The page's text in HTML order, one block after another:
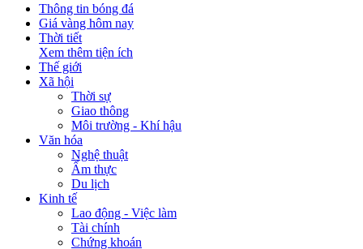
Thông tin bóng đá
Giá vàng hôm nay
Thời tiết
Xem thêm tiện ích
Thế giới
Xã hội
Thời sự
Giao thông
Môi trường - Khí hậu
Văn hóa
Nghệ thuật
Ẩm thực
Du lịch
Kinh tế
Lao động - Việc làm
Tài chính
Chứng khoán